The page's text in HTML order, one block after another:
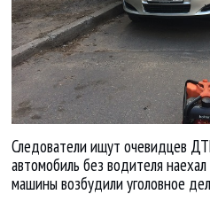
Следователи ищут очевидцев
автомобиль без водителя
машины возбудили уголовное